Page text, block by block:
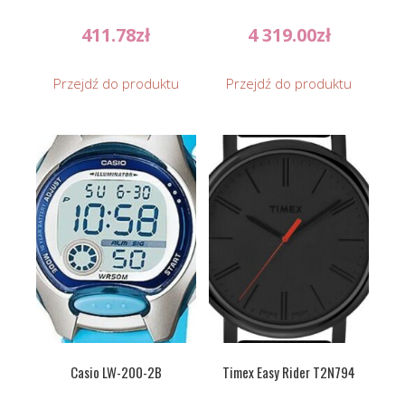
411.78zł
Przejdź do produktu
4 319.00zł
Przejdź do produktu
Casio LW-200-2B Timex Easy Rider T2N794